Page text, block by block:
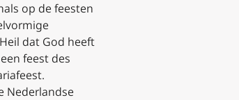
op de feesten
dat God heeft
feest des
Nederlandse